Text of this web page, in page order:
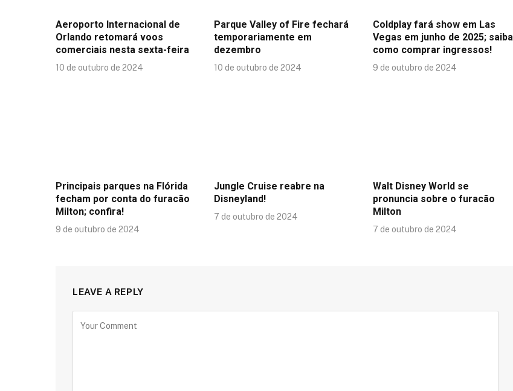
Aeroporto Internacional de
Orlando retomará voos
comerciais nesta sexta-feira
10 de outubro de 2024
Parque Valley of Fire fechará
temporariamente em
dezembro
10 de outubro de 2024
Coldplay fará show em Las
Vegas em junho de 2025; saiba
como comprar ingressos!
9 de outubro de 2024
Principais parques na Flórida
fecham por conta do furacão
Milton; confira!
9 de outubro de 2024
Jungle Cruise reabre na
Disneyland!
7 de outubro de 2024
Walt Disney World se
pronuncia sobre o furacão
Milton
7 de outubro de 2024
LEAVE A REPLY